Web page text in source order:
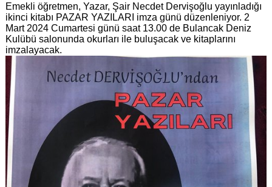
Emekli öğretmen, Yazar, Şair Necdet Dervişoğlu yayınladığı
ikinci kitabı PAZAR YAZILARI imza günü düzenleniyor. 2
Mart 2024 Cumartesi günü saat 13.00 de Bulancak Deniz
Kulübü salonunda okurları ile buluşacak ve kitaplarını
imzalayacak.